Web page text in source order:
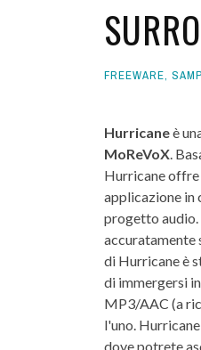
FREEWARE,
Hurricaneè
MoReVoX.
Hurricane offre
applicazione in
progetto audio.
accuratamente
di Hurricane è
di immergersi
MP3/AAC (a
l'uno.
dove potrete